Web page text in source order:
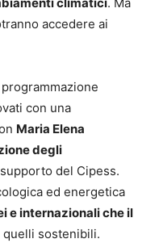
accedere ai
con una
Maria Elena
degli
del Cipess.
ed energetica
e internazionali che il
quelli sostenibili.